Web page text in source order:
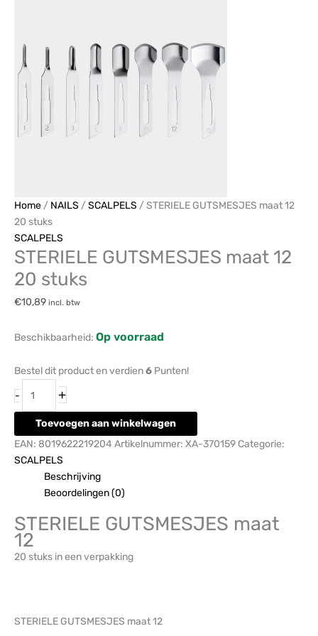
Home / NAILS /SCALPELS / STERIELE GUTSMESJES maat 12
20 stuks
SCALPELS
STERIELE GUTSMESJES maat 12
20 stuks
€10,89 incl. btw
Beschikbaarheid: Op voorraad
Bestel dit product en verdien6 Punten!
- +
Toevoegen aan winkelwagen
EAN: 8019622219204 Artikelnummer: XA-370159 Categorie:
SCALPELS
Beschrijving
Beoordelingen (0)
STERIELE GUTSMESJES maat
12
20 stuks in een verpakking
STERIELE GUTSMESJES maat 12